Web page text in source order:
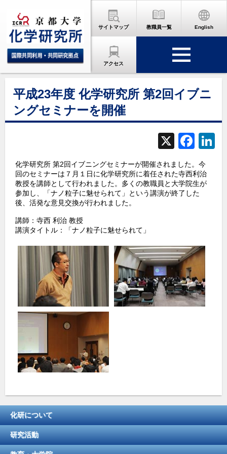
サイトマップ 教職員一覧 English
アクセス
平成23年度 化学研究所 第2回イブニ
ングセミナーを開催
X
F
a
c
e
k
化学研究所 第2回イブニングセミナーが開催されました。今
回のセミナーは７月１日に化学研究所に着任された寺西利治
教授を講師として行われました。多くの教職員と大学院生が
参加し、「ナノ粒子に魅せられて」という講演が終了した
後、活発な意見交換が行われました。
講師：寺西 利治 教授
講演タイトル：「ナノ粒子に魅せられて」
化研について
研究活動